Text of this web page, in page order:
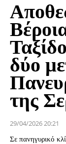
δύο
της
29/04/2026 20:21
Σε πανηγυρικό